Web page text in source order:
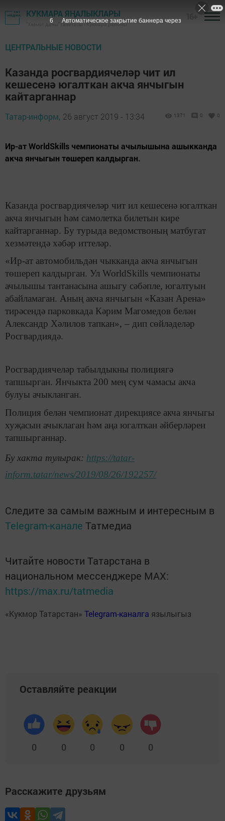
КУКМАРА ЯҢАЛЫКЛАРЫ
"Хезмәт даны" газетасы - Кукмара районы
ЦЕНТРАЛЬНЫЕ НОВОСТИ
Казанда росгвардиячеләр чит ил
кешесенә югалткан акча янчыгын
кайтарганнар
Татар-информ, 26 август 2019 - 13:34 1371 0 0
Ир-ат WorldSkills чемпионаты ачылышына ашыкканда
акча янчыгын төшереп калдырган.
Казанда росгвардиячеләр чит ил кешесенә югалткан
акча янчыгын һәм самолетка билетын кире
кайтарганнар. Бу турыда ведомствоның матбугат
хезмәтендә хәбәр иттеләр.
«Ир-ат автомобильдән чыкканда акча янчыгын
төшереп калдырган. Ул WorldSkills чемпионаты
ачылышы тантанасына ашыгу сәбәпле, югалтуын
абайламаган. Аның акча янчыгын «Казан Арена»
тирәсендә парковкада Кәрим Магомедов белән
Александр Хәлилов тапкан», – дип сөйләделәр
Росгвардиядә.
Росгвардиячеләр табылдыкны полициягә
тапшырган. Янчыкта 200 мең сум чамасы акча
булуы ачыкланган.
Полиция белән чемпионат дирекциясе акча янчыгы
хуҗасын ачыклаган һәм аңа югалткан әйберләрен
тапшырганнар.
Бу хакта тулырак: https://tatar-
inform.tatar/news/2019/08/26/192257/
Следите за самым важным и интересным в
Telegram-канале Татмедиа
Читайте новости Татарстана в
национальном мессенджере MАХ:
https://max.ru/tatmedia
«Кукмор Татарстан» Telegram-каналга язылыгыз
Оставляйте реакции
0 0 0 0 0
Расскажите друзьям
5 Автоматическое закрытие баннера через